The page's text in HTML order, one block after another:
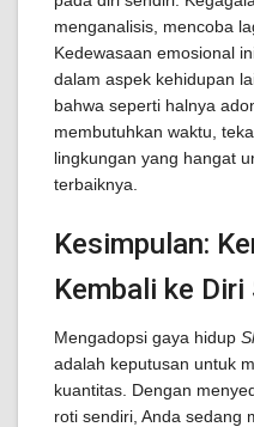
menganalisis, mencoba
Kedewasaan emosional
dalam aspek kehidupan
bahwa seperti halnya
membutuhkan waktu,
lingkungan yang hangat
terbaiknya.
Kesimpulan:
Kembali ke Diri
Mengadopsi gaya hidup
adalah keputusan untuk
kuantitas. Dengan
roti sendiri, Anda sedang